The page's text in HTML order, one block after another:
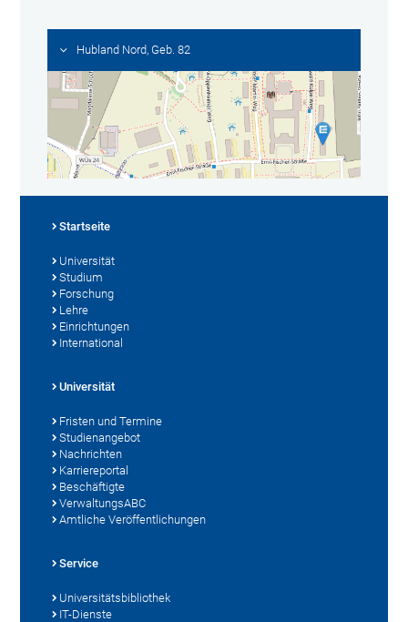
Hubland Nord, Geb. 82
Startseite
Universität
Studium
Forschung
Lehre
Einrichtungen
International
Universität
Fristen und Termine
Studienangebot
Nachrichten
Karriereportal
Beschäftigte
VerwaltungsABC
Amtliche Veröffentlichungen
Service
Universitätsbibliothek
IT-Dienste